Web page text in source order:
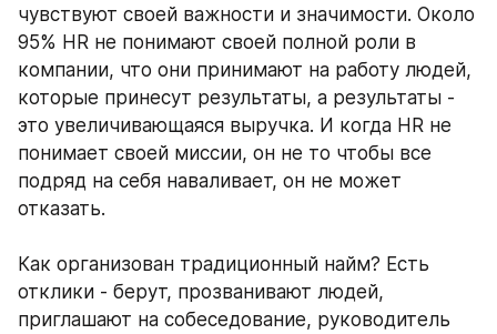
чувствуют своей важности и значимости. Около
95% HR не понимают своей полной роли в
компании, что они принимают на работу людей,
которые принесут результаты, а результаты -
это увеличивающаяся выручка. И когда HR не
понимает своей миссии, он не то чтобы все
подряд на себя наваливает, он не может
отказать.
Как организован традиционный найм? Есть
отклики - берут, прозванивают людей,
приглашают на собеседование, руководитель